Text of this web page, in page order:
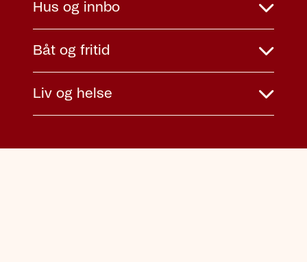
Hus og innbo
Båt og fritid
Liv og helse